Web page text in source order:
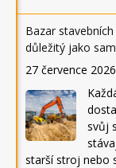
Bazar
důležitý jako
27 července 2026
svůj
starší stroj nebo